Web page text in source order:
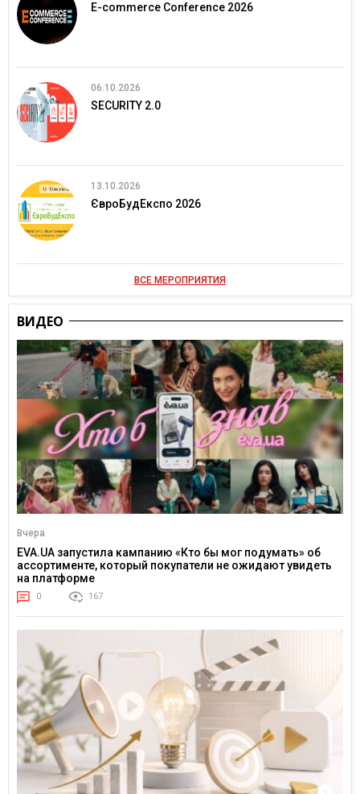
E-commerce Conference 2026
06.10.2026
SECURITY 2.0
13.10.2026
ЄвроБудЕкспо 2026
ВСЕ МЕРОПРИЯТИЯ
ВИДЕО
Вчера
EVA.UA запустила кампанию «Кто бы мог подумать» об
ассортименте, который покупатели не ожидают увидеть
на платформе
0 167